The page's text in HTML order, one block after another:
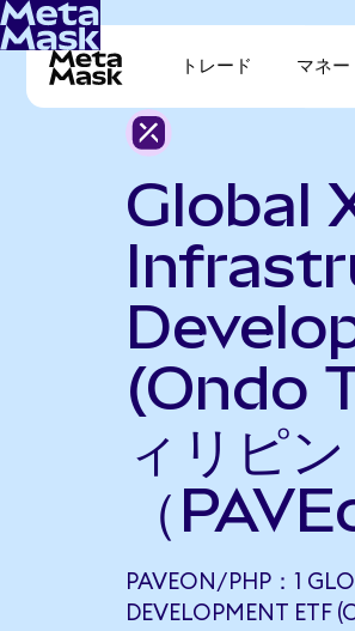
トレード マネー
Global
(Ondo
ィリピ
（
PAVEON/PHP：1
DEVELOPMENT ETF